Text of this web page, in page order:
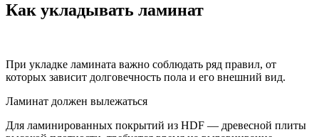
Как укладывать ламинат
При укладке ламината важно соблюдать ряд правил, от
которых зависит долговечность пола и его внешний вид.
Ламинат должен вылежаться
Для ламинированных покрытий из HDF — древесной плиты